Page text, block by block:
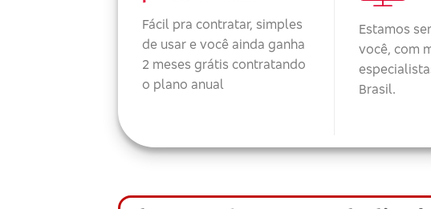
Fácil pra contratar, simples
de usar e você ainda ganha
2 meses grátis contratando
o plano anual
Estamos
você, com
Brasil.